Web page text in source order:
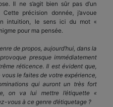
Il ne s’agit bien sûr pas d’un
précision donnée, j’avoue
intuition, le sens ici du mot «
pour ma pensée.
de propos, aujourd’hui, dans la
presque immédiatement
réticence. Il est évident que,
le faites de votre expérience,
qui auront un très fort
on va lui mettre l’étiquette «
vous à ce genre d’étiquetage ?